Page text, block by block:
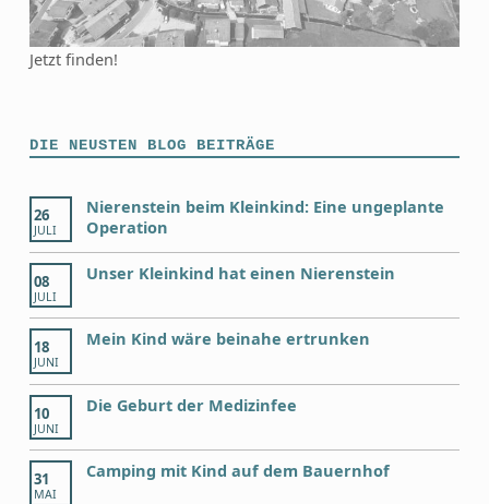
Jetzt finden!
DIE NEUSTEN BLOG BEITRÄGE
26
JULI
Nierenstein beim Kleinkind: Eine ungeplante
Operation
08
JULI
Unser Kleinkind hat einen Nierenstein
18
JUNI
Mein Kind wäre beinahe ertrunken
10
JUNI
Die Geburt der Medizinfee
31
MAI
Camping mit Kind auf dem Bauernhof